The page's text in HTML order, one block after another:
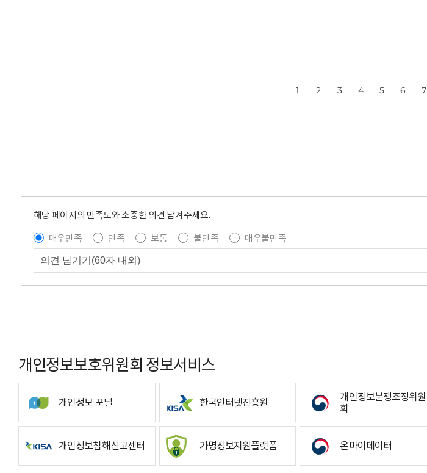
1 2 3 4 5 6 7
해당 페이지의 만족도와 소중한 의견 남겨주세요.
매우만족
만족 보통 불만족
매우불만족
개인정보보호위원회 정보서비스
개인정보 포털 한국인터넷진흥원
개인정보분쟁조정위원
회
개인정보침해신고센터 가명정보지원플랫폼 온마이데이터